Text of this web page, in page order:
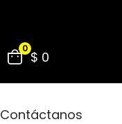
0 $ 0
Contáctanos